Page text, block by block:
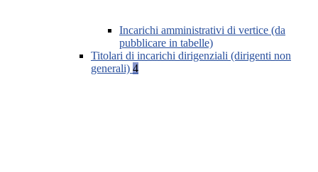
Incarichi amministrativi di vertice (da
pubblicare in tabelle)
Titolari di incarichi dirigenziali (dirigenti non
generali) 4